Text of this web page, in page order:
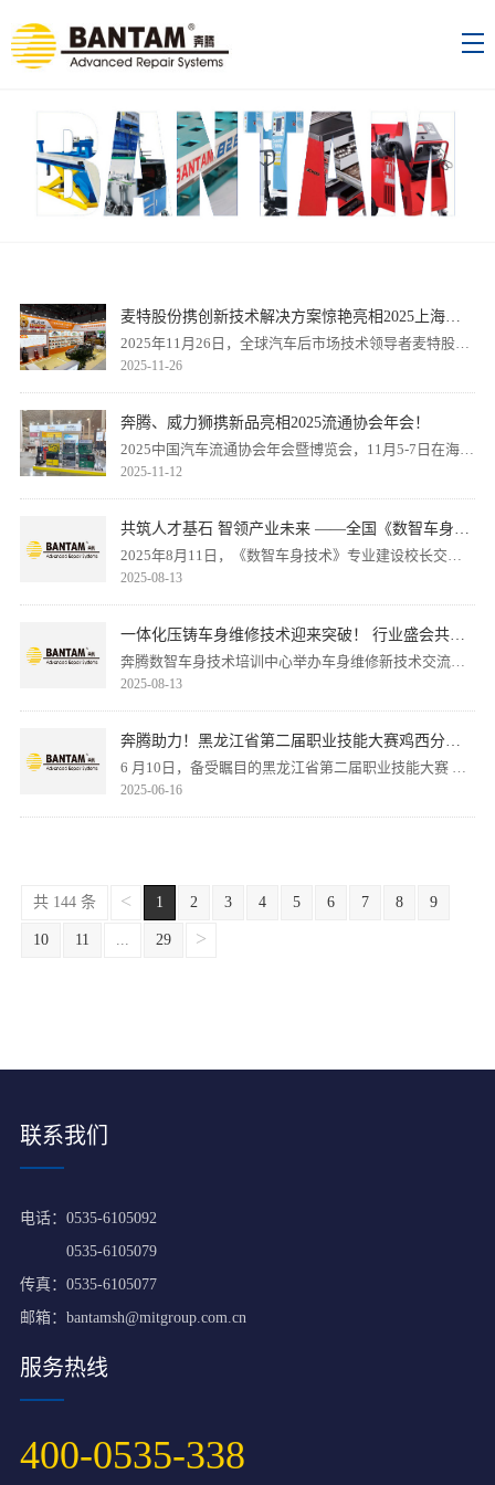
麦特股份携创新技术解决方案惊艳亮相2025上海法
兰克福汽配展
2025年11月26日，全球汽车后市场技术领导者麦特股份
在上海法兰克福汽配展上重磅发布多款前沿技术解决方
案，涵盖车身维修、举升设备、深化保养及充换电服务
四大领域，以创新科技重塑行业服务标准。
2025-11-26
奔腾、威力狮携新品亮相2025流通协会年会！
2025中国汽车流通协会年会暨博览会，11月5-7日在海口
国际博览中心举办。麦特旗下奔腾、威力狮品牌携新品
重磅亮相！
2025-11-12
共筑人才基石 智领产业未来 ——全国《数智车身技
术》专业建设校长交流会圆满落幕
2025年8月11日，《数智车身技术》专业建设校长交流
会”于8月9日至11日在烟台奔腾数智车身技术培训中心成
功举办。来自全国众多中高职院校的汽车专业分管院
长、校长齐聚一堂，与教育部、交通部领导、行业顶尖
专家及企业领袖共商汽车产业人才培养大计，擘画“数智
车身”专业发展蓝图。
2025-08-13
一体化压铸车身维修技术迎来突破！ 行业盛会共谋
新能源汽车后市场新未来
奔腾数智车身技术培训中心举办车身维修新技术交流
会：聚焦一体化压铸等车身维修难题，展示虚拟仿真、
新工艺设备等方案，助力降本增效（效率可提升
40%），推动行业标准与人才培养。
2025-08-13
奔腾助力！黑龙江省第二届职业技能大赛鸡西分赛
区成功举办
6 月10日，备受瞩目的黑龙江省第二届职业技能大赛 暨
中华人民共和国第三届职业技能大赛黑龙江选拔赛鸡西
分赛区在黑龙江技师学院正式拉开帷幕。
2025-06-16
共 144 条 < 1 2 3 4 5 6 7 8 9
10 11 ... 29 >
联系我们
电话： 0535-6105092
0535-6105079
传真：0535-6105077
邮箱： bantamsh@mitgroup.com.cn
服务热线
400-0535-338